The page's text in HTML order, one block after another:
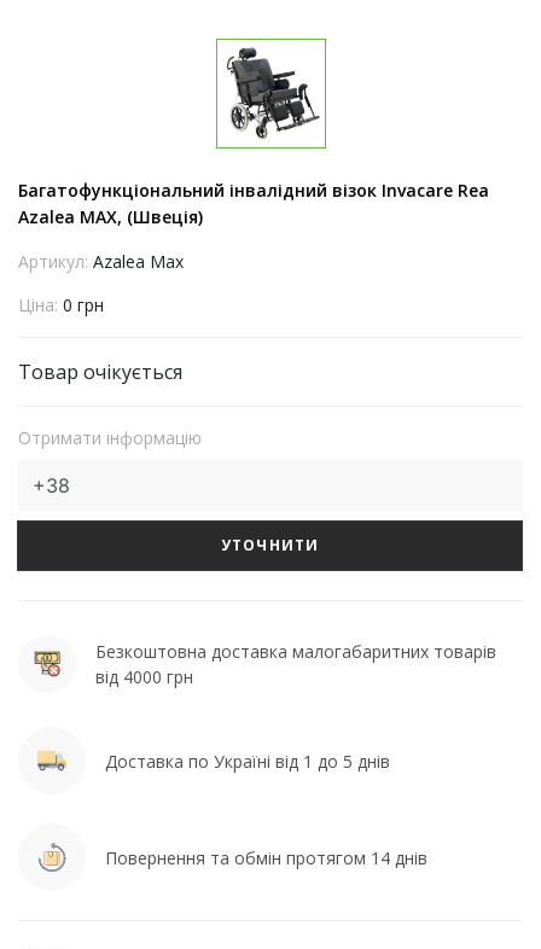
Багатофункціональний інвалідний візок Invacare Rea
Azalea MAX, (Швеція)
Артикул: Azalea Max
Ціна: 0 грн
Товар очікується
Отримати інформацію
УТОЧНИТИ
Безкоштовна доставка малогабаритних товарів
від 4000 грн
Доставка по Україні від 1 до 5 днів
Повернення та обмін протягом 14 днів